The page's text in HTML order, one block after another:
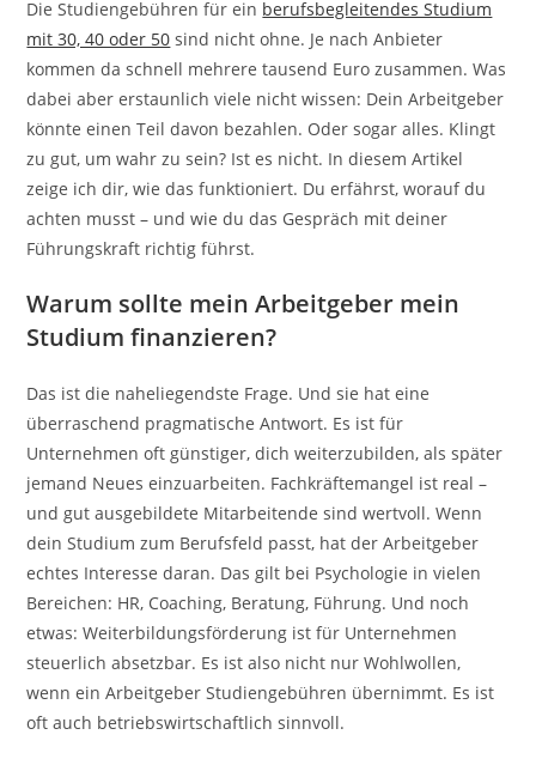
Die Studiengebühren für ein berufsbegleitendes Studium
mit 30, 40 oder 50 sind nicht ohne. Je nach Anbieter
kommen da schnell mehrere tausend Euro zusammen. Was
dabei aber erstaunlich viele nicht wissen: Dein Arbeitgeber
könnte einen Teil davon bezahlen. Oder sogar alles. Klingt
zu gut, um wahr zu sein? Ist es nicht. In diesem Artikel
zeige ich dir, wie das funktioniert. Du erfährst, worauf du
achten musst – und wie du das Gespräch mit deiner
Führungskraft richtig führst.
Warum sollte mein Arbeitgeber mein
Studium finanzieren?
Das ist die naheliegendste Frage. Und sie hat eine
überraschend pragmatische Antwort. Es ist für
Unternehmen oft günstiger, dich weiterzubilden, als später
jemand Neues einzuarbeiten. Fachkräftemangel ist real –
und gut ausgebildete Mitarbeitende sind wertvoll. Wenn
dein Studium zum Berufsfeld passt, hat der Arbeitgeber
echtes Interesse daran. Das gilt bei Psychologie in vielen
Bereichen: HR, Coaching, Beratung, Führung. Und noch
etwas: Weiterbildungsförderung ist für Unternehmen
steuerlich absetzbar. Es ist also nicht nur Wohlwollen,
wenn ein Arbeitgeber Studiengebühren übernimmt. Es ist
oft auch betriebswirtschaftlich sinnvoll.